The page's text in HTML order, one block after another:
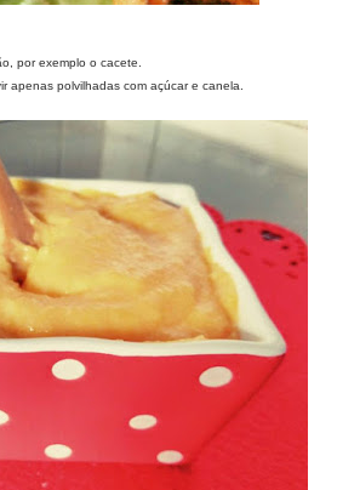
por exemplo o cacete.
apenas polvilhadas com açúcar e canela.